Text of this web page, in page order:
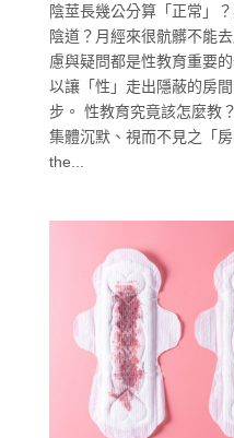
陰莖長幾公分算「正常」
陰道？月經來很骯髒不能
慮與疑問都是性教育重要
以讓「性」走出隱蔽的房
步。 性教育究竟該怎麼教
集體沉默、視而不見之「
the...